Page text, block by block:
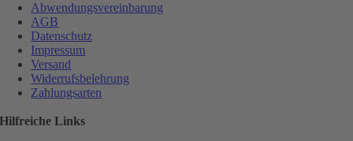
Abwendungsvereinbarung
AGB
Datenschutz
Impressum
Versand
Widerrufsbelehrung
Zahlungsarten
Hilfreiche Links